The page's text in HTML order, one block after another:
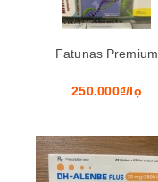
Fatunas Premium
250.000₫/lọ